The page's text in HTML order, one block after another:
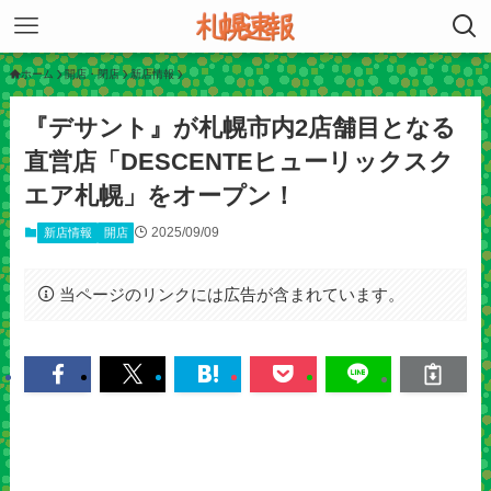
ホーム 開店・閉店 新店情報
『デサント』が札幌市内2店舗目となる
直営店「DESCENTEヒューリックスク
エア札幌」をオープン！
新店情報 開店 2025/09/09
当ページのリンクには広告が含まれています。